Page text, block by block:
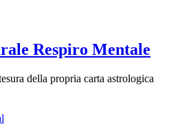
Respiro Mentale
della propria carta astrologica